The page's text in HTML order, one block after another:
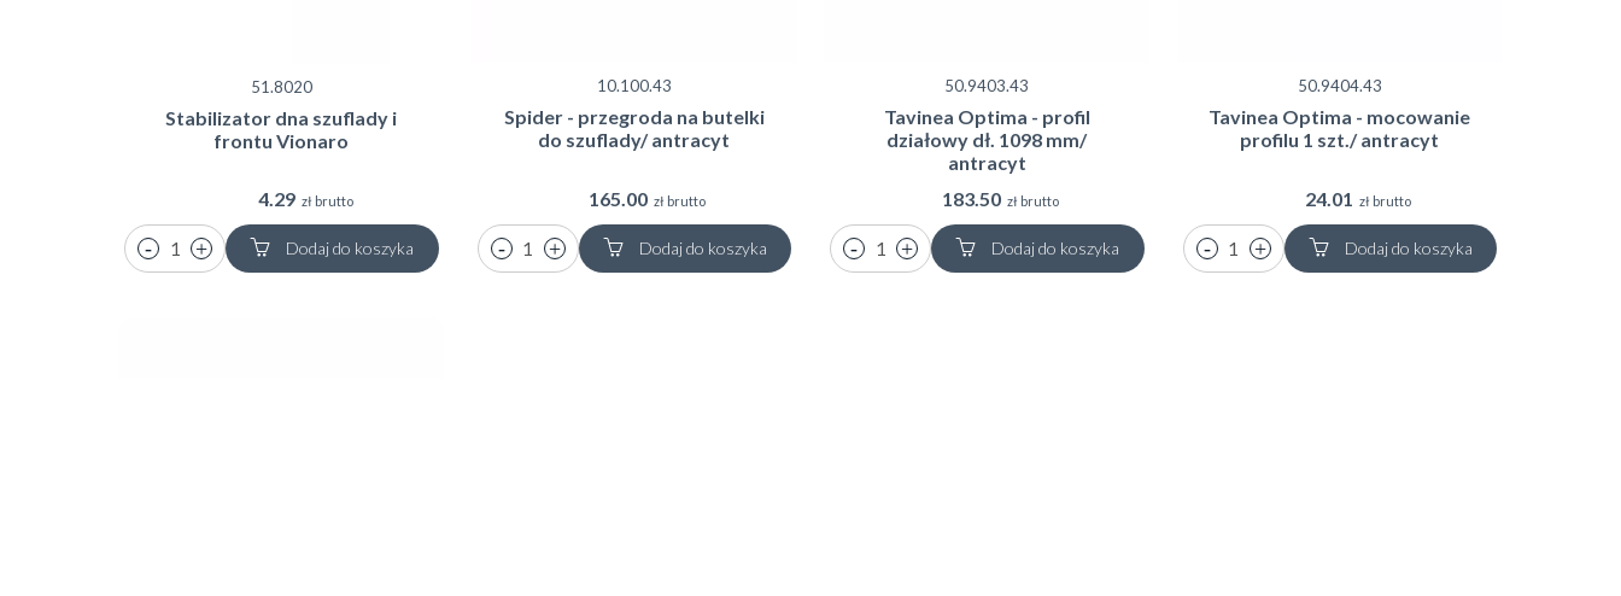
51.8020
Stabilizator dna szuflady i
frontu Vionaro
4.29 zł brutto
Dodaj do koszyka
10.100.43
Spider - przegroda na butelki
do szuflady/ antracyt
165.00 zł brutto
Dodaj do koszyka
50.9403.43
Tavinea Optima - profil
działowy dł. 1098 mm/
antracyt
183.50 zł brutto
Dodaj do koszyka
50.9404.43
Tavinea Optima - mocowanie
profilu 1 szt./ antracyt
24.01 zł brutto
Dodaj do koszyka